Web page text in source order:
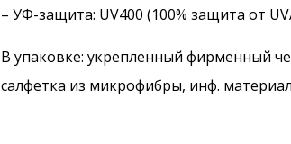
– УФ-защита: UV400 (100% защита от
В упаковке: укрепленный фирменный
салфетка из микрофибры, инф.